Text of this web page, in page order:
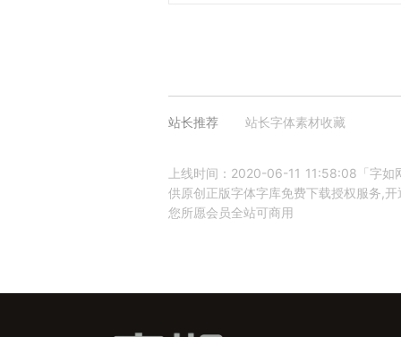
站长推荐 站长字体素材收藏
上线时间：2020-06-11 11:58:08「字
供原创正版字体字库免费下载授权服务,
您所愿会员全站可商用